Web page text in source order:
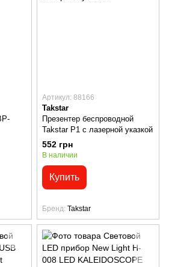
Артикул: 88166
Takstar
Презентер беспроводной
Takstar P1 с лазерной указкой
552 грн
В наличии
Купить
Бренд Takstar